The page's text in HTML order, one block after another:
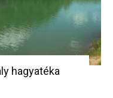
hagyatéka